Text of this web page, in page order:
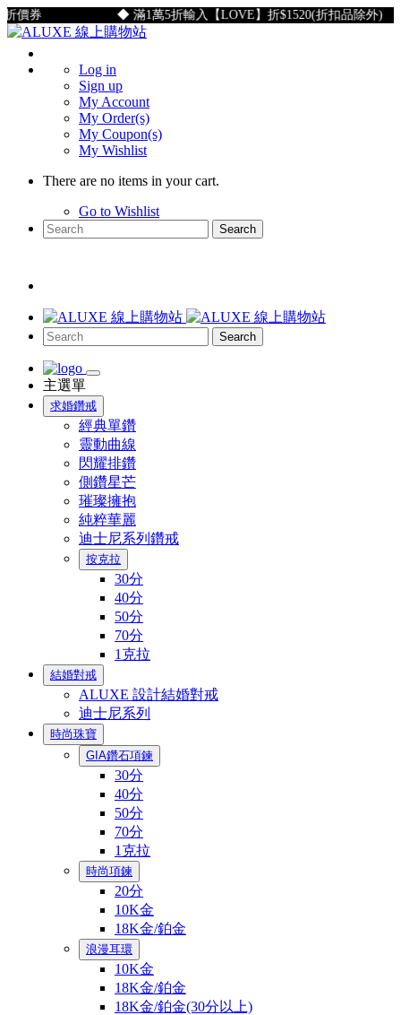
券 ◆ 滿1萬5折輸入【LOVE】折$1520(折扣品除外)
Log in
Sign up
My Account
My Order(s)
My Coupon(s)
My Wishlist
There are no items in your cart.
Go to Wishlist
Search
Search
主選單
求婚鑽戒
經典單鑽
靈動曲線
閃耀排鑽
側鑽星芒
璀璨擁抱
純粹華麗
迪士尼系列鑽戒
按克拉
30分
40分
50分
70分
1克拉
結婚對戒
ALUXE 設計結婚對戒
迪士尼系列
時尚珠寶
GIA鑽石項鍊
30分
40分
50分
70分
1克拉
時尚項鍊
20分
10K金
18K金/鉑金
浪漫耳環
10K金
18K金/鉑金
18K金/鉑金(30分以上)